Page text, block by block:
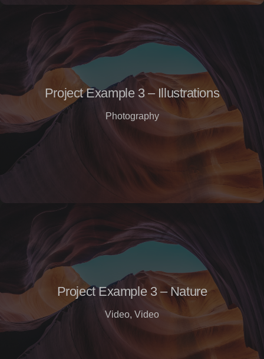
Project Example 3 – Illustrations
Photography
Project Example 3 – Nature
Video, Video